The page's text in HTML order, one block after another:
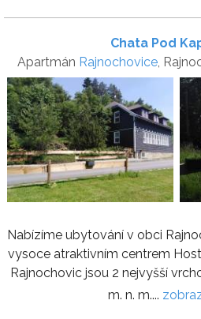
Chata Pod
Apartmán Rajnochovice,
Nabízíme ubytování v obci
vysoce atraktivním centrem
Rajnochovic jsou 2 nejvyšší
m. n. m....